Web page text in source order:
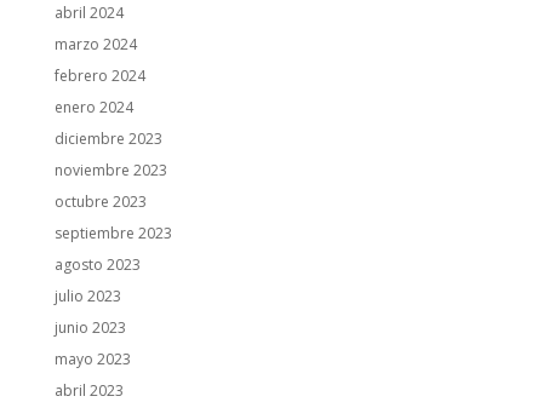
abril 2024
marzo 2024
febrero 2024
enero 2024
diciembre 2023
noviembre 2023
octubre 2023
septiembre 2023
agosto 2023
julio 2023
junio 2023
mayo 2023
abril 2023